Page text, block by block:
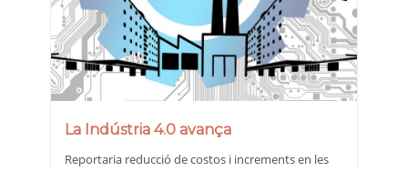
La Indústria 4.0 avança
Reportaria reducció de costos i increments en les